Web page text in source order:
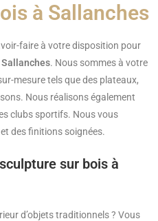
à Sallanches
faire à votre disposition pour
. Nous sommes à votre
mesure tels que des plateaux,
Nous réalisons également
clubs sportifs. Nous vous
des finitions soignées.
sur bois à
d’objets traditionnels ? Vous